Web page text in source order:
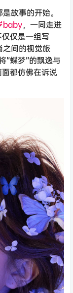
故事的开始。
baby，一同走进
仅是一组写
之间的视觉旅
“蝶梦”的飘逸与
都仿佛在诉说